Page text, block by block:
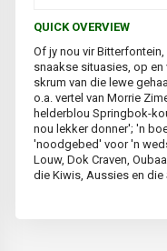
QUICK OVERVIEW
Of jy nou vir
snaakse situasies, op
skrum van die lewe
o.a. vertel van Morrie
helderblou Springbok-
nou lekker donner'; 'n
'noodgebed' voor 'n
Louw, Dok Craven,
die Kiwis, Aussies en